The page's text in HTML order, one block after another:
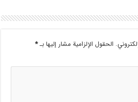
الحقول الإلزامية مشار إليها بـ*